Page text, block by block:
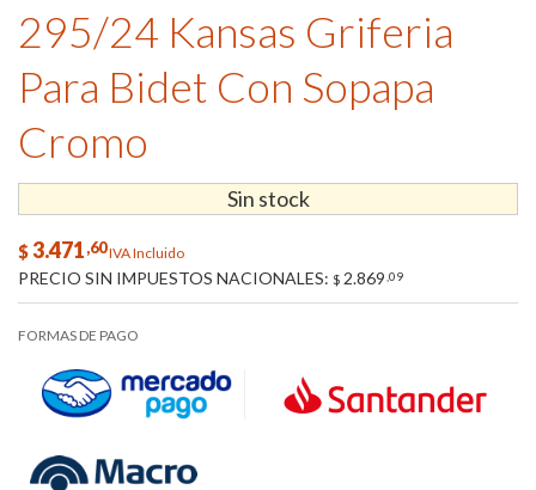
295/24 Kansas Griferia
Para Bidet Con Sopapa
Cromo
Sin stock
$3.471 ,60IVA Incluido
PRECIO SIN IMPUESTOS NACIONALES: $ 2.869 ,09
FORMAS DE PAGO